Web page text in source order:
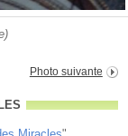
Photo suivante